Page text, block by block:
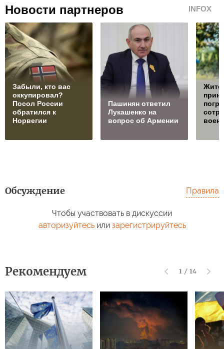
Новости партнеров INFOX
Забыли, кто вас
оккупировал?
Посол России
обратился к
Норвегии
Пашинян ответил
Лукашенко на
вопрос об Армении
Боевой лазер РФ
В Киргизии
кремацию тел
Обсуждение Правила
Чтобы участвовать в дискуссии
авторизуйтесьили зарегистрируйтесь
Рекомендуем 1 / 14